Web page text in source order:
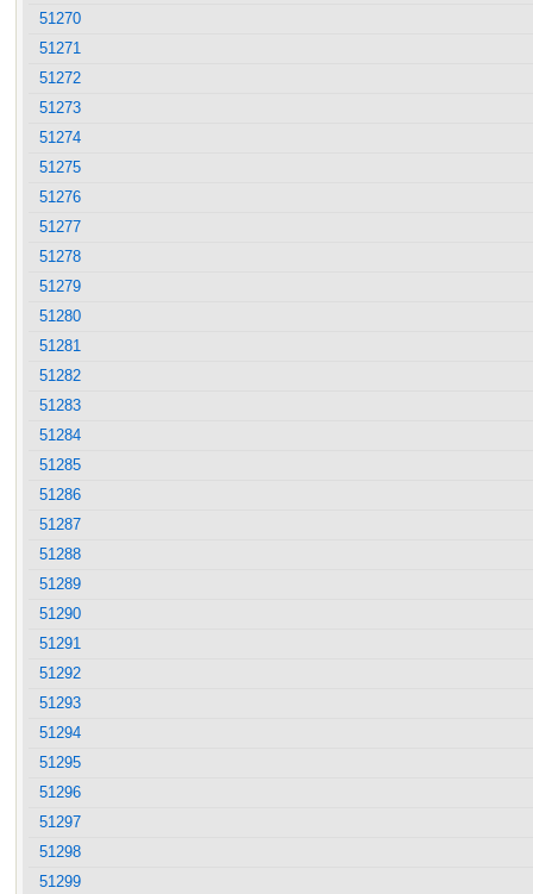
51270
51271
51272
51273
51274
51275
51276
51277
51278
51279
51280
51281
51282
51283
51284
51285
51286
51287
51288
51289
51290
51291
51292
51293
51294
51295
51296
51297
51298
51299